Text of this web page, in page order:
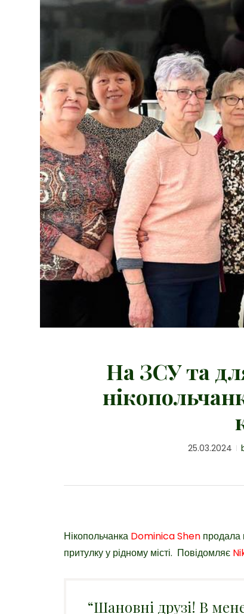
На ЗСУ та
25.03.2024
Нікопольчанка Dominica Shen продала
притулку у рідному місті. Повідомляє
“Шановні друзі! В